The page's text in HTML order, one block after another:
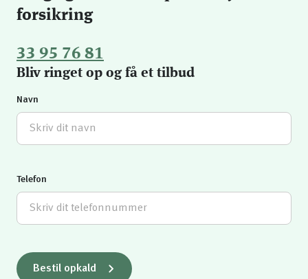
forsikring
33 95 76 81
Bliv ringet op og få et tilbud
Navn
Telefon
Bestil opkald